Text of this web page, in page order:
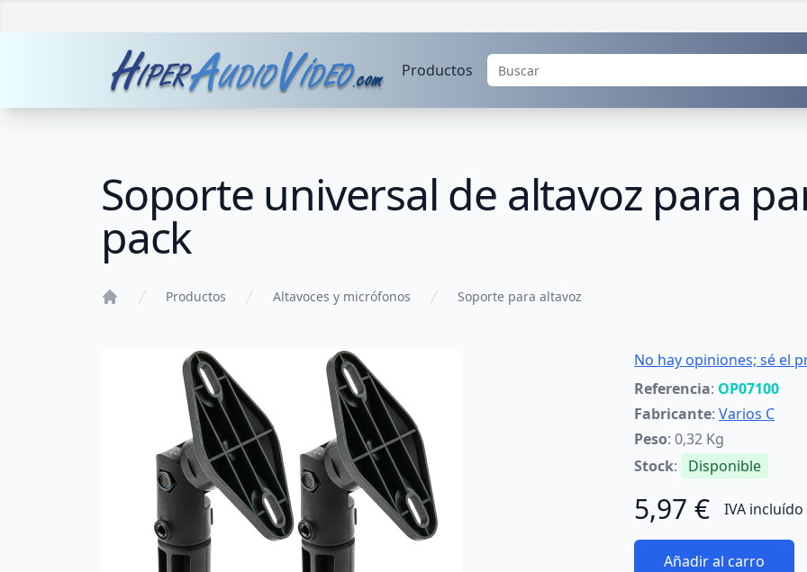
Productos
Soporte universal de altavoz para
pack
Productos Altavoces y micrófonos Soporte para altavoz
No hay opiniones; sé el
Referencia: OP07100
Fabricante: Varios C
Peso: 0,32 Kg
Stock: Disponible
5,97 € IVA incluído
Añadir al carro